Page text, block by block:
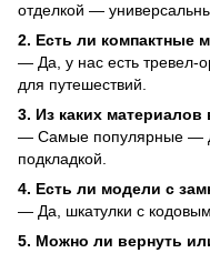
отделкой —
2. Есть ли компактные
— Да, у нас есть тревел-
для путешествий.
3. Из каких
— Самые популярные —
подкладкой.
4. Есть ли модели с
— Да, шкатулки с
5. Можно ли вернуть